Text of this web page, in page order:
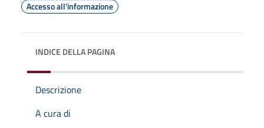
Accesso all'informazione
INDICE DELLA PAGINA
Descrizione
A cura di